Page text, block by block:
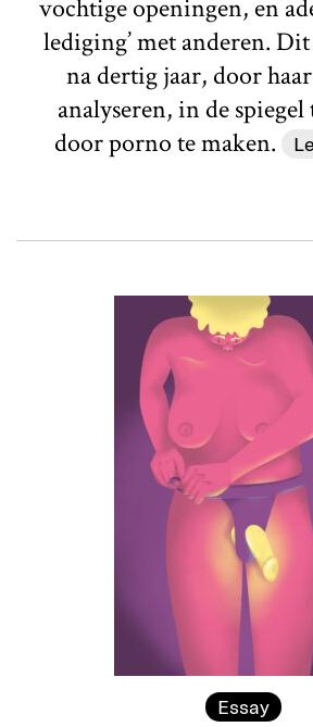
vochtige openingen, en
lediging’ met anderen.
na dertig jaar, door
analyseren, in de
door porno te maken.
Essay